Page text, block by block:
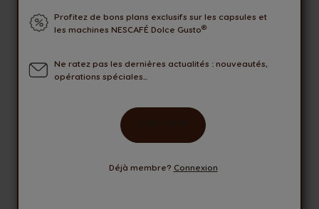
Seules les machines NESCAFÉ® Dolce
Gusto® Original listées ci-dessous sont
Profitez de bons plans exclusifs sur les capsules et
les machines NESCAFÉ Dolce Gusto®
Ne ratez pas les dernières actualités : nouveautés,
opérations spéciales...
Déjà membre? Connexion